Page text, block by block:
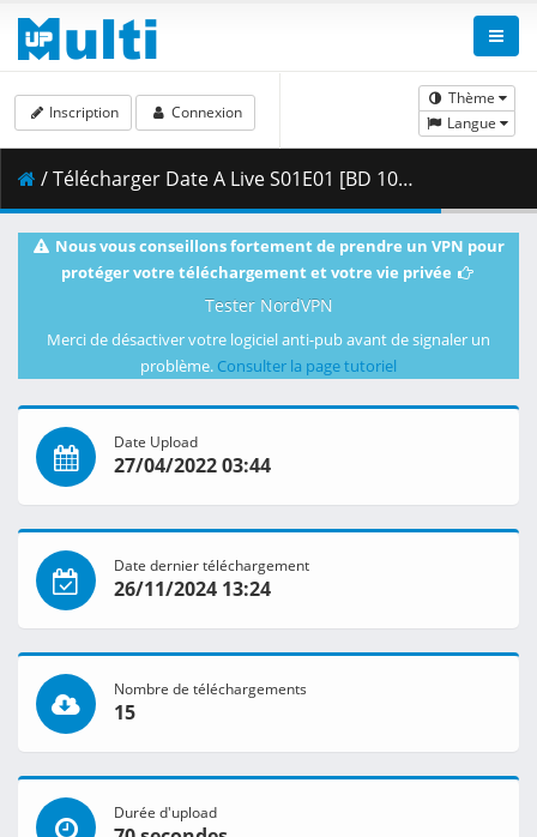
Thème
Langue
Inscription Connexion
/ Télécharger Date A Live S01E01 [BD 1080p HEVC 10bit FLAC] [Dual-Audio].mkv.001 ( 460.27 MB )
Nous vous conseillons fortement de prendre un VPN pour
protéger votre téléchargement et votre vie privée
Tester NordVPN
Merci de désactiver votre logiciel anti-pub avant de signaler un
problème. Consulter la page tutoriel
Date Upload
27/04/2022 03:44
Date dernier téléchargement
26/11/2024 13:24
Nombre de téléchargements
15
Durée d'upload